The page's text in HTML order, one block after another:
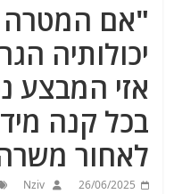
"אם המטרה
יכולותיה
אזי המבצע
בכל קנה
לאחור
26/06/2025
Nziv